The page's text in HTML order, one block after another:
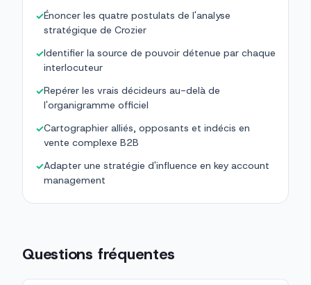
✓Énoncer les quatre postulats de l'analyse
stratégique de Crozier
✓Identifier la source de pouvoir détenue par chaque
interlocuteur
✓Repérer les vrais décideurs au-delà de
l'organigramme officiel
✓Cartographier alliés, opposants et indécis en
vente complexe B2B
✓Adapter une stratégie d'influence en key account
management
Questions fréquentes